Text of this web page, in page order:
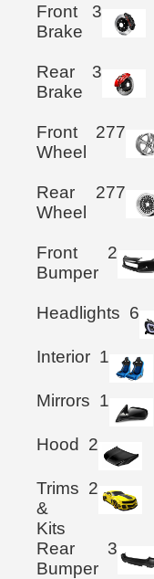
Front
Brake
3
Rear
Brake
3
Front
Wheel
277
Rear
Wheel
277
Front
Bumper
2
Headlights 6
Interior 1
Mirrors 1
Hood 2
Trims
&
Kits
2
Rear
Bumper
3